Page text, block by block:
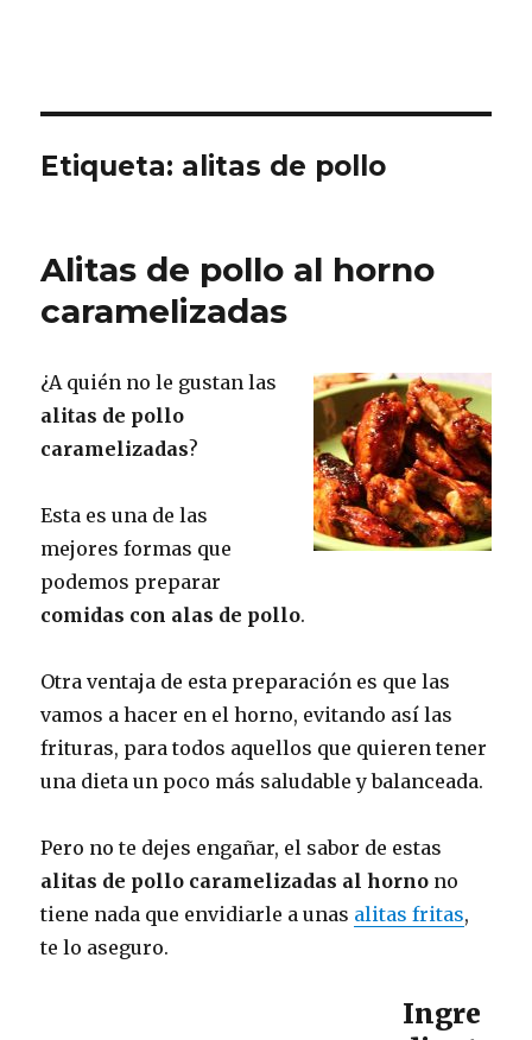
Etiqueta: alitas de pollo
Alitas de pollo al horno
caramelizadas
¿A quién no le gustan las
alitas de pollo
caramelizadas?
Esta es una de las
mejores formas que
podemos preparar
comidas con alas de pollo.
Otra ventaja de esta preparación es que las
vamos a hacer en el horno, evitando así las
frituras, para todos aquellos que quieren tener
una dieta un poco más saludable y balanceada.
Pero no te dejes engañar, el sabor de estas
alitas de pollo caramelizadas al horno no
tiene nada que envidiarle a unas alitas fritas,
te lo aseguro.
Ingre